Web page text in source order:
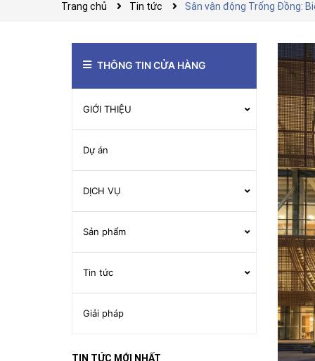
Trang chủ Tin tức Sân vận động Trống Đồng:
THÔNG TIN CỬA HÀNG
GIỚI THIỆU
Dự án
DỊCH VỤ
Sản phẩm
Tin tức
Giải pháp
TIN TỨC MỚI NHẤT